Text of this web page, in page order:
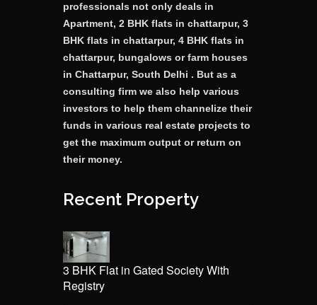
professionals not only deals in
Apartment, 2 BHK flats in chattarpur, 3
BHK flats in chattarpur, 4 BHK flats in
chattarpur, bungalows or farm houses
in Chattarpur, South Delhi . But as a
consulting firm we also help various
investors to help them channelize their
funds in various real estate projects to
get the maximum output or return on
their money.
Recent Property
3 BHK Flat in Gated Society With
Registry